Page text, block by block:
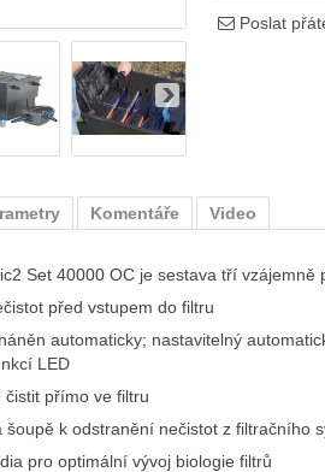
Poslat
Komentáře Video
Set 40000 OC je sestava tří
před vstupem do filtru
automaticky; nastavitelný
LED
přímo ve filtru
šoupě k odstranění nečistot z filtračního
pro optimální vývoj biologie filtrů